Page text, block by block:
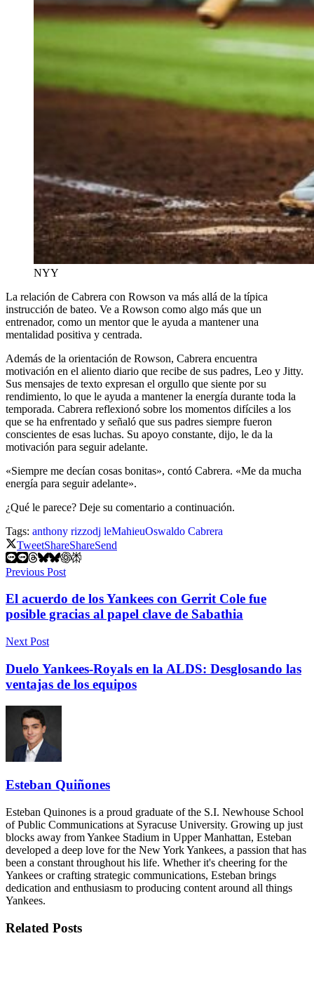
NYY
La relación de Cabrera con Rowson va más allá de la típica
instrucción de bateo. Ve a Rowson como algo más que un
entrenador, como un mentor que le ayuda a mantener una
mentalidad positiva y centrada.
Además de la orientación de Rowson, Cabrera encuentra
motivación en el aliento diario que recibe de sus padres, Leo y Jitty.
Sus mensajes de texto expresan el orgullo que siente por su
rendimiento, lo que le ayuda a mantener la energía durante toda la
temporada. Cabrera reflexionó sobre los momentos difíciles a los
que se ha enfrentado y señaló que sus padres siempre fueron
conscientes de esas luchas. Su apoyo constante, dijo, le da la
motivación para seguir adelante.
«Siempre me decían cosas bonitas», contó Cabrera. «Me da mucha
energía para seguir adelante».
¿Qué le parece? Deje su comentario a continuación.
Tags: anthony rizzodj leMahieuOswaldo Cabrera
TweetShareShareSend
Previous Post
El acuerdo de los Yankees con Gerrit Cole fue
posible gracias al papel clave de Sabathia
Next Post
Duelo Yankees-Royals en la ALDS: Desglosando las
ventajas de los equipos
Esteban Quiñones
Esteban Quinones is a proud graduate of the S.I. Newhouse School
of Public Communications at Syracuse University. Growing up just
blocks away from Yankee Stadium in Upper Manhattan, Esteban
developed a deep love for the New York Yankees, a passion that has
been a constant throughout his life. Whether it's cheering for the
Yankees or crafting strategic communications, Esteban brings
dedication and enthusiasm to producing content around all things
Yankees.
Related Posts